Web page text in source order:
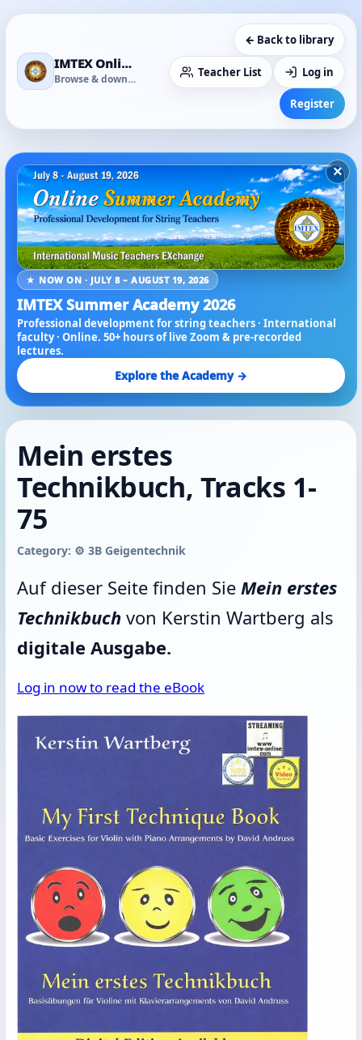
IMTEX Online Media Library
Browse & download
← Back to library
Teacher List Log in
Register
×
★ NOW ON · JULY 8 – AUGUST 19, 2026
IMTEX Summer Academy 2026
Professional development for string teachers · International
faculty · Online. 50+ hours of live Zoom & pre-recorded
lectures.
Explore the Academy →
Mein erstes
Technikbuch, Tracks 1-
75
Category: ⚙️ 3B Geigentechnik
Auf dieser Seite finden Sie Mein erstes
Technikbuch von Kerstin Wartberg als
digitale Ausgabe.
Log in now to read the eBook